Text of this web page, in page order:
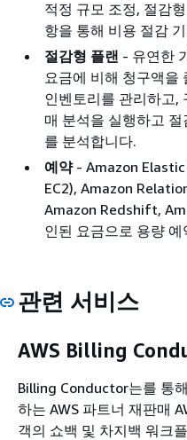
적정 규모 조정, 절감
항을 통해 비용 절감
절감형 플랜 - 유연한
요금에 비해 청구액을
인벤토리를 관리하고,
매 분석을 실행하고
를 분석합니다.
예약- Amazon
EC2), Amazon
Amazon Redshift,
인된 요금으로 용량 예
관련 서비스
AWS Billing
Billing Conductor는를 통
하는 AWS 파트너 재판매
객의 쇼백 및 차지백 워크